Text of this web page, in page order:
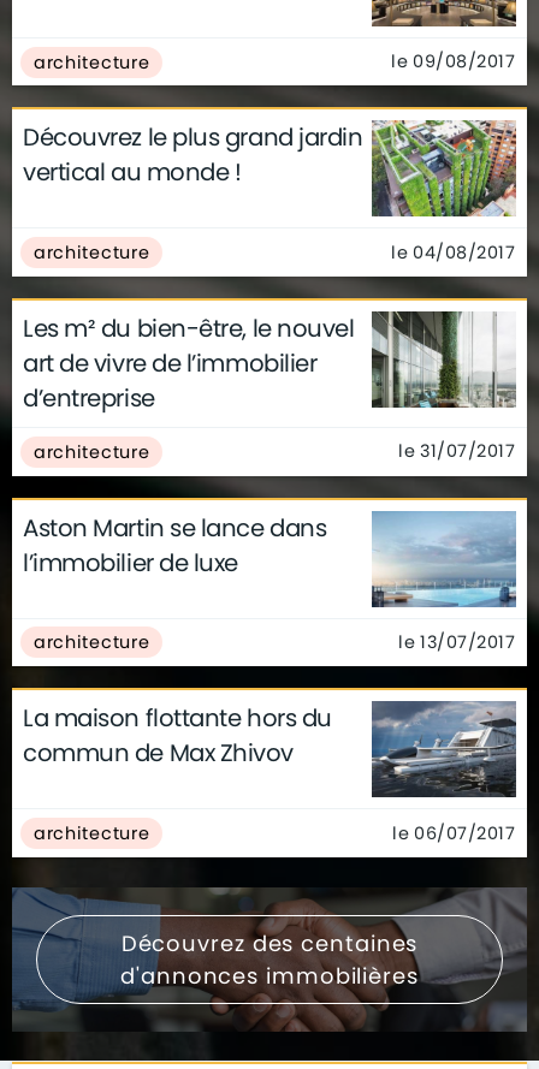
architecture le 09/08/2017
Découvrez le plus grand jardin
vertical au monde !
architecture le 04/08/2017
Les m² du bien-être, le nouvel
art de vivre de l’immobilier
d’entreprise
architecture le 31/07/2017
Aston Martin se lance dans
l’immobilier de luxe
architecture le 13/07/2017
La maison flottante hors du
commun de Max Zhivov
architecture le 06/07/2017
Découvrez des centaines
d'annonces immobilières